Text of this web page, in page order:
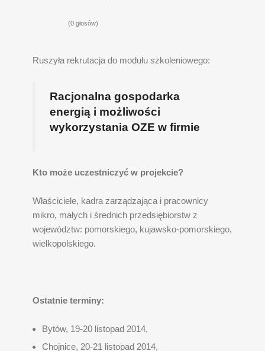
(0 głosów)
Ruszyła rekrutacja do modułu szkoleniowego:
Racjonalna gospodarka
energią i możliwości
wykorzystania OZE w firmie
Kto może uczestniczyć w projekcie?
Właściciele, kadra zarządzająca i pracownicy
mikro, małych i średnich przedsiębiorstw z
województw: pomorskiego, kujawsko-pomorskiego,
wielkopolskiego.
Ostatnie terminy:
Bytów, 19-20 listopad 2014,
Chojnice, 20-21 listopad 2014,